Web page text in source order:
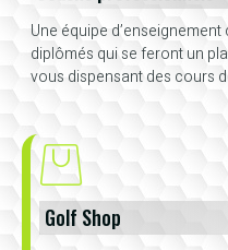
Une équipe
diplômés qui se feront un
vous dispensant des cours
Golf Shop